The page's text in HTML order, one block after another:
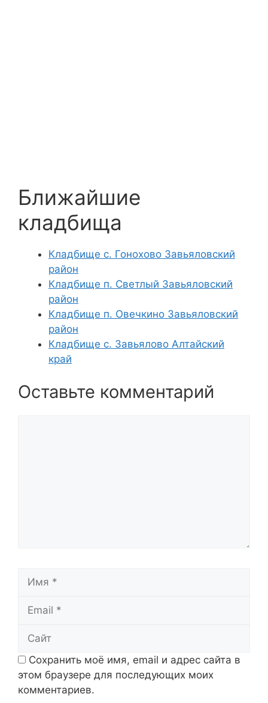
Ближайшие
кладбища
Кладбище с. Гонохово Завьяловский
район
Кладбище п. Светлый Завьяловский
район
Кладбище п. Овечкино Завьяловский
район
Кладбище с. Завьялово Алтайский
край
Оставьте комментарий
Сохранить моё имя, email и адрес сайта в
этом браузере для последующих моих
комментариев.